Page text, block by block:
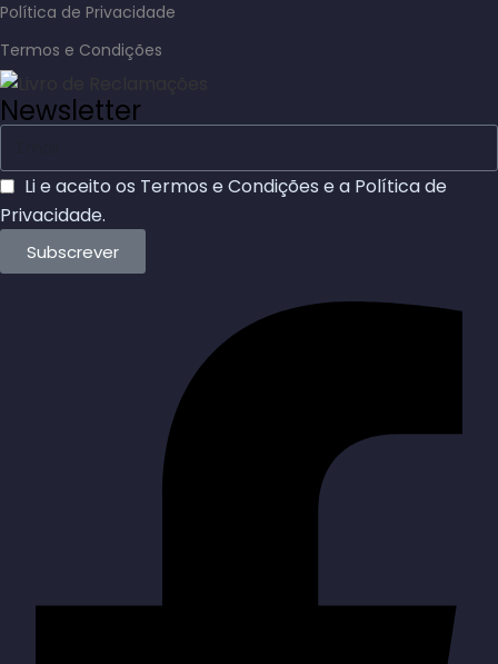
Política de Privacidade
Termos e Condições
Newsletter
Li e aceito os Termos e Condições e a Política de
Privacidade.
Subscrever